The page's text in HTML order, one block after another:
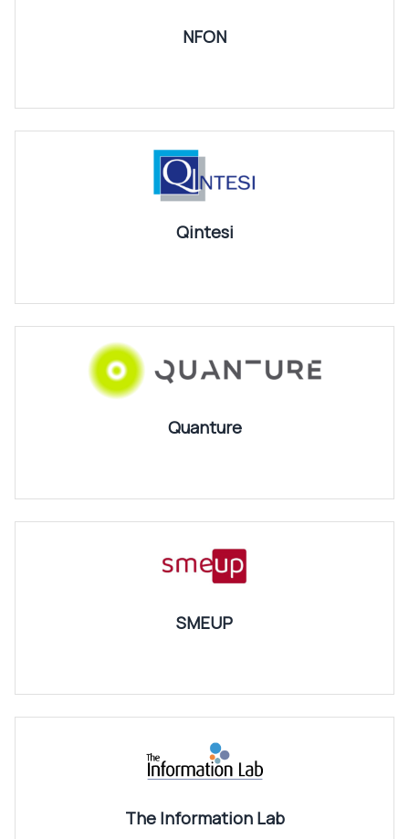
NFON
Qintesi
Quanture
SMEUP
The Information Lab